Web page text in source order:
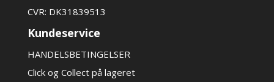
CVR: DK31839513
Kundeservice
HANDELSBETINGELSER
Click og Collect på lageret